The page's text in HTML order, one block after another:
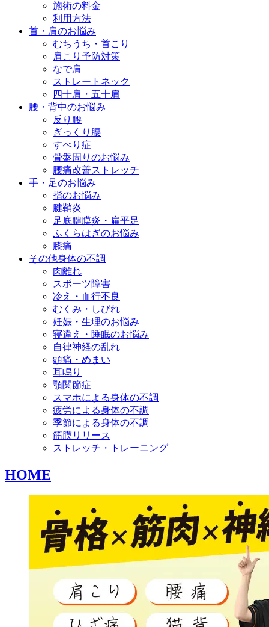
施術の料金
利用方法
首・肩のお悩み
むちうち・首こり
肩こり予防対策
なで肩
ストレートネック
四十肩・五十肩
腰・背中のお悩み
反り腰
ぎっくり腰
すべり症
骨盤周りのお悩み
腰痛改善ストレッチ
手・足のお悩み
指のお悩み
腱鞘炎
足底腱膜炎・扁平足
ふくらはぎのお悩み
膝痛
その他身体の不調
肉離れ
スポーツ障害
冷え・血行不良
むくみ・しびれ
妊娠・生理のお悩み
寝違え・睡眠のお悩み
自律神経の乱れ
頭痛・めまい
耳鳴り
顎関節症
スマホによる身体の不調
疲労による身体の不調
季節による身体の不調
筋膜リリース
ストレッチ・トレーニング
HOME